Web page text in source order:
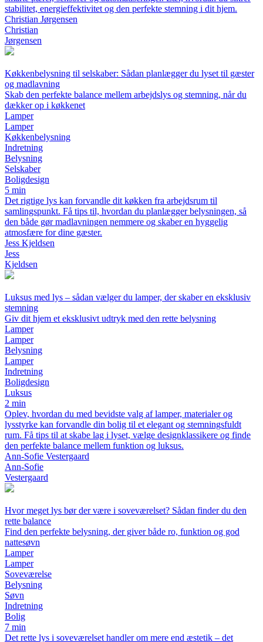
stabilitet, energieffektivitet og den perfekte stemning i dit hjem.
Christian Jørgensen
Christian
Jørgensen
Køkkenbelysning til selskaber: Sådan planlægger du lyset til gæster
og madlavning
Skab den perfekte balance mellem arbejdslys og stemning, når du
dækker op i køkkenet
Lamper
Lamper
Køkkenbelysning
Indretning
Belysning
Selskaber
Boligdesign
5 min
Det rigtige lys kan forvandle dit køkken fra arbejdsrum til
samlingspunkt. Få tips til, hvordan du planlægger belysningen, så
den både gør madlavningen nemmere og skaber en hyggelig
atmosfære for dine gæster.
Jess Kjeldsen
Jess
Kjeldsen
Luksus med lys – sådan vælger du lamper, der skaber en eksklusiv
stemning
Giv dit hjem et eksklusivt udtryk med den rette belysning
Lamper
Lamper
Belysning
Lamper
Indretning
Boligdesign
Luksus
2 min
Oplev, hvordan du med bevidste valg af lamper, materialer og
lysstyrke kan forvandle din bolig til et elegant og stemningsfuldt
rum. Få tips til at skabe lag i lyset, vælge designklassikere og finde
den perfekte balance mellem funktion og luksus.
Ann-Sofie Vestergaard
Ann-Sofie
Vestergaard
Hvor meget lys bør der være i soveværelset? Sådan finder du den
rette balance
Find den perfekte belysning, der giver både ro, funktion og god
nattesøvn
Lamper
Lamper
Soveværelse
Belysning
Søvn
Indretning
Bolig
7 min
Det rette lys i soveværelset handler om mere end æstetik – det